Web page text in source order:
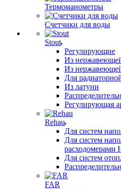
Термоманометры
Счетчики для воды
Stout
Регулирующие
Из нержавеющей
Из
Для
Из латуни
Регулирующая
Rehau
Для систем
Для систем
расходомерами
Для систем
FAR